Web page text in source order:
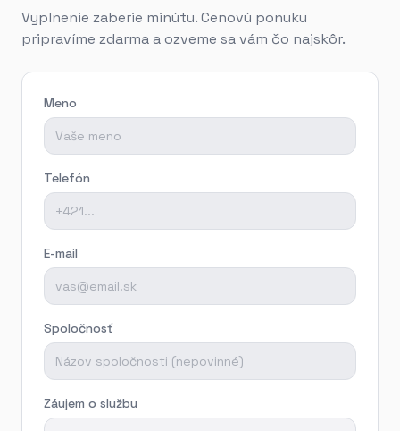
Vyplnenie zaberie minútu. Cenovú ponuku
pripravíme zdarma a ozveme sa vám čo najskôr.
Meno
Telefón
E-mail
Spoločnosť
Záujem o službu